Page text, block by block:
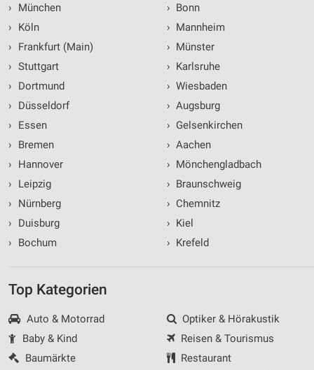
›
München
›
Köln
›
Frankfurt (Main)
› Stuttgart
›
Dortmund
›
Düsseldorf
›
Essen
›
Bremen
›
Hannover
›
Leipzig
›
Nürnberg
›
Duisburg
›
Bochum
› Bonn
› Mannheim
› Münster
› Karlsruhe
› Wiesbaden
› Augsburg
› Gelsenkirchen
› Aachen
› Mönchengladbach
› Braunschweig
› Chemnitz
› Kiel
› Krefeld
Top Kategorien
Auto & Motorrad
Baby & Kind
Baumärkte
Optiker & Hörakustik
Reisen & Tourismus
Restaurant